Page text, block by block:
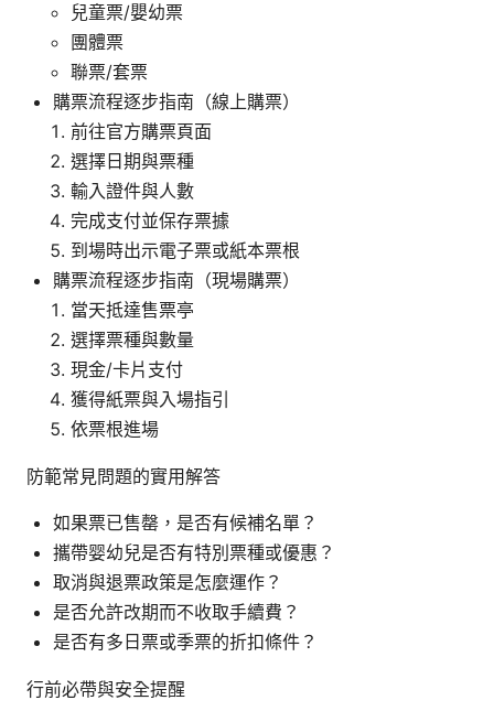
兒童票/嬰幼票
團體票
聯票/套票
購票流程逐步指南（線上購票）
前往官方購票頁面
選擇日期與票種
輸入證件與人數
完成支付並保存票據
到場時出示電子票或紙本票根
購票流程逐步指南（現場購票）
當天抵達售票亭
選擇票種與數量
現金/卡片支付
獲得紙票與入場指引
依票根進場
防範常見問題的實用解答
如果票已售罄，是否有候補名單？
攜帶婴幼兒是否有特別票種或優惠？
取消與退票政策是怎麼運作？
是否允許改期而不收取手續費？
是否有多日票或季票的折扣條件？
行前必帶與安全提醒